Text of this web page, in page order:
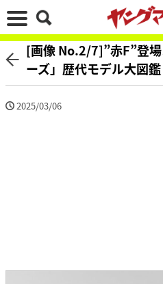
[画像 No.2/7]”赤F”登
ーズ」歴代モデル大図
2025/03/06